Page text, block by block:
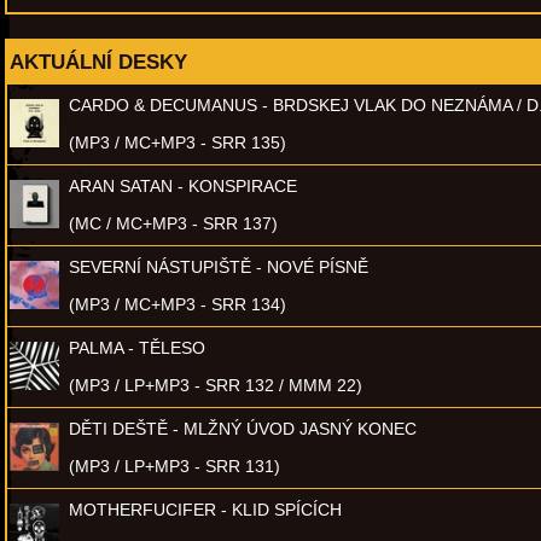
AKTUÁLNÍ DESKY
CARDO & DECUMANUS - BRDSKEJ VLAK DO NEZNÁMA /
(MP3 / MC+MP3 - SRR 135)
ARAN SATAN - KONSPIRACE
(MC / MC+MP3 - SRR 137)
SEVERNÍ NÁSTUPIŠTĚ - NOVÉ PÍSNĚ
(MP3 / MC+MP3 - SRR 134)
PALMA - TĚLESO
(MP3 / LP+MP3 - SRR 132 / MMM 22)
DĚTI DEŠTĚ - MLŽNÝ ÚVOD JASNÝ KONEC
(MP3 / LP+MP3 - SRR 131)
MOTHERFUCIFER - KLID SPÍCÍCH